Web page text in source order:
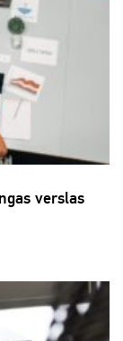
verslas